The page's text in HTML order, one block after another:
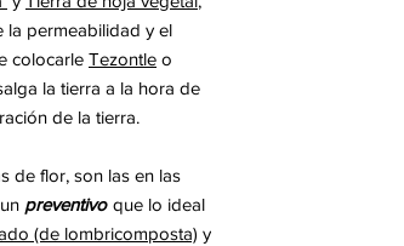
la permeabilidad y el
colocarle Tezontle o
la tierra a la hora de
de la tierra.
de flor, son las en las
preventivo que lo ideal
(de lombricomposta) y